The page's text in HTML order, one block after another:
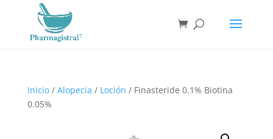
Búsqueda
productos
Inicio/ Alopecia / Loción / Finasteride 0.1% Biotina
0.05%